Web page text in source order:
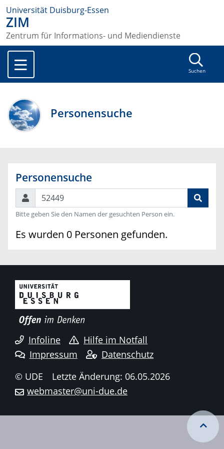
Universität Duisburg-Essen
ZIM
Zentrum für Informations- und Mediendienste
Suchen
Personensuche
Personensuche
Suchen
Bitte geben Sie den Namen der gesuchten Person ein.
Es wurden 0 Personen gefunden.
Infoline
Hilfe im Notfall
Impressum
Datenschutz
© UDE
Letzte Änderung: 06.05.2026
webmaster@uni-due.de